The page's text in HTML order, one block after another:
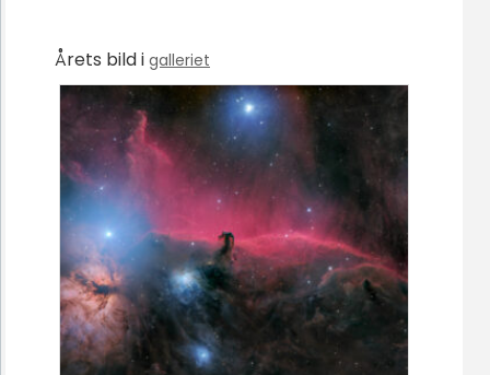
Årets bild i galleriet